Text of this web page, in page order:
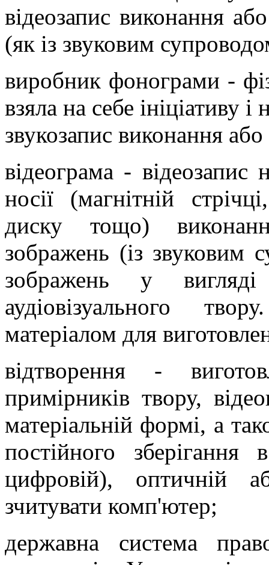
відеозапис виконання
(як із звуковим
виробник фонограми -
взяла на себе ініціативу
звукозапис виконання
відеограма - відеозапис
носії (магнітній
диску тощо)
зображень (із звуковим
зображень у
аудіовізуального
матеріалом для
відтворення -
примірників твору,
матеріальній формі, а
постійного
цифровій), оптичній
зчитувати комп'ютер;
державна система